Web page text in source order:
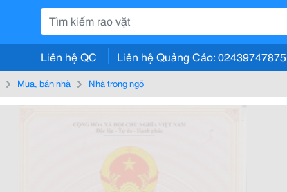
Liên hệ QC Liên hệ Quảng Cáo: 02439747875
Mua, bán nhà Nhà trong ngõ